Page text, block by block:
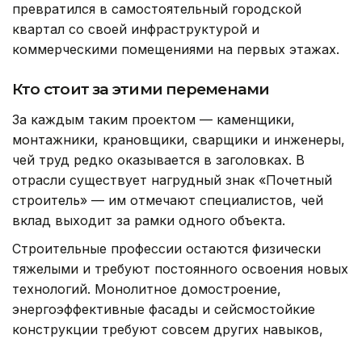
превратился в самостоятельный городской
квартал со своей инфраструктурой и
коммерческими помещениями на первых этажах.
Кто стоит за этими переменами
За каждым таким проектом — каменщики,
монтажники, крановщики, сварщики и инженеры,
чей труд редко оказывается в заголовках. В
отрасли существует нагрудный знак «Почетный
строитель» — им отмечают специалистов, чей
вклад выходит за рамки одного объекта.
Строительные профессии остаются физически
тяжелыми и требуют постоянного освоения новых
технологий. Монолитное домостроение,
энергоэффективные фасады и сейсмостойкие
конструкции требуют совсем других навыков,